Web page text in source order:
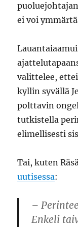
ei voi
valittelee,
kyllin syvällä
polttavin
tutkistella
elimellisesti
Tai, kuten
uutisessa:
–
Enkeli